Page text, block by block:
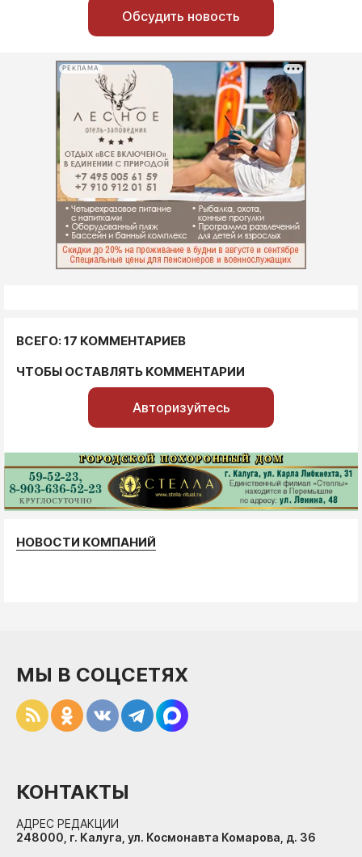
Обсудить новость
РЕКЛАМА
ВСЕГО: 17 КОММЕНТАРИЕВ
ЧТОБЫ ОСТАВЛЯТЬ КОММЕНТАРИИ
Авторизуйтесь
НОВОСТИ КОМПАНИЙ
МЫ В СОЦСЕТЯХ
КОНТАКТЫ
АДРЕС РЕДАКЦИИ
248000, г. Калуга, ул. Космонавта Комарова, д. 36